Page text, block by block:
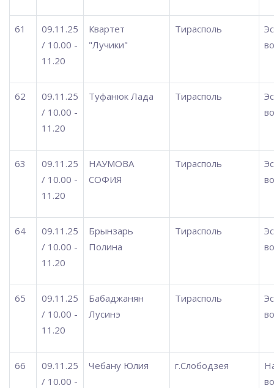
61
09.11.25
/ 10.00 -
11.20
Квартет
"Лучики"
Тирасполь
62
09.11.25
/ 10.00 -
11.20
Туфанюк Лада Тирасполь
63
09.11.25
/ 10.00 -
11.20
НАУМОВА
СОФИЯ
Тирасполь
64
09.11.25
/ 10.00 -
11.20
Брынзарь
Полина
Тирасполь
65
09.11.25
/ 10.00 -
11.20
Бабаджанян
Лусинэ
Тирасполь
66
09.11.25
/ 10.00 -
Чебану Юлия г.Слободзея